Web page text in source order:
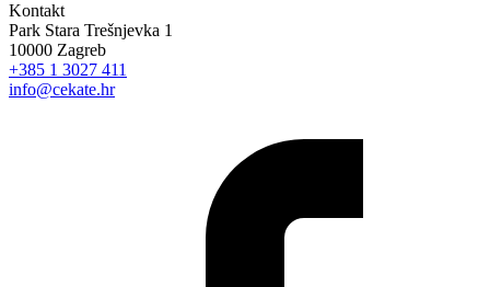
Kontakt
Park Stara Trešnjevka 1
10000 Zagreb
+385 1 3027 411
info@cekate.hr